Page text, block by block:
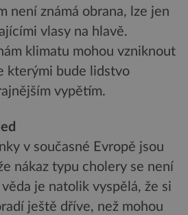
není známá obrana, lze jen
vlasy na hlavě.
klimatu mohou vzniknout
kterými bude lidstvo
vypětím.
v současné Evropě jsou
nákaz typu cholery se není
je natolik vyspělá, že si
ještě dříve, než mohou